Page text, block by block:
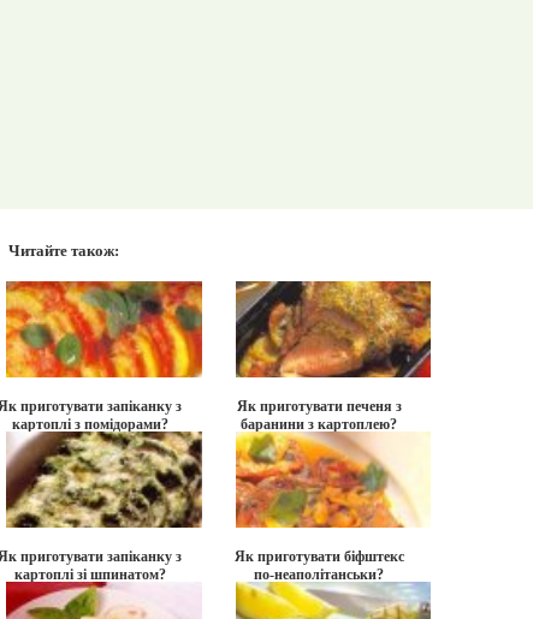
Читайте також:
приготувати запіканку з
картоплі з помідорами?
Як приготувати печеня з
баранини з картоплею?
приготувати запіканку з
картоплі зі шпинатом?
Як приготувати біфштекс
по-неаполітанськи?